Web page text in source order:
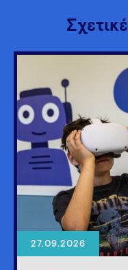
27.09.2026